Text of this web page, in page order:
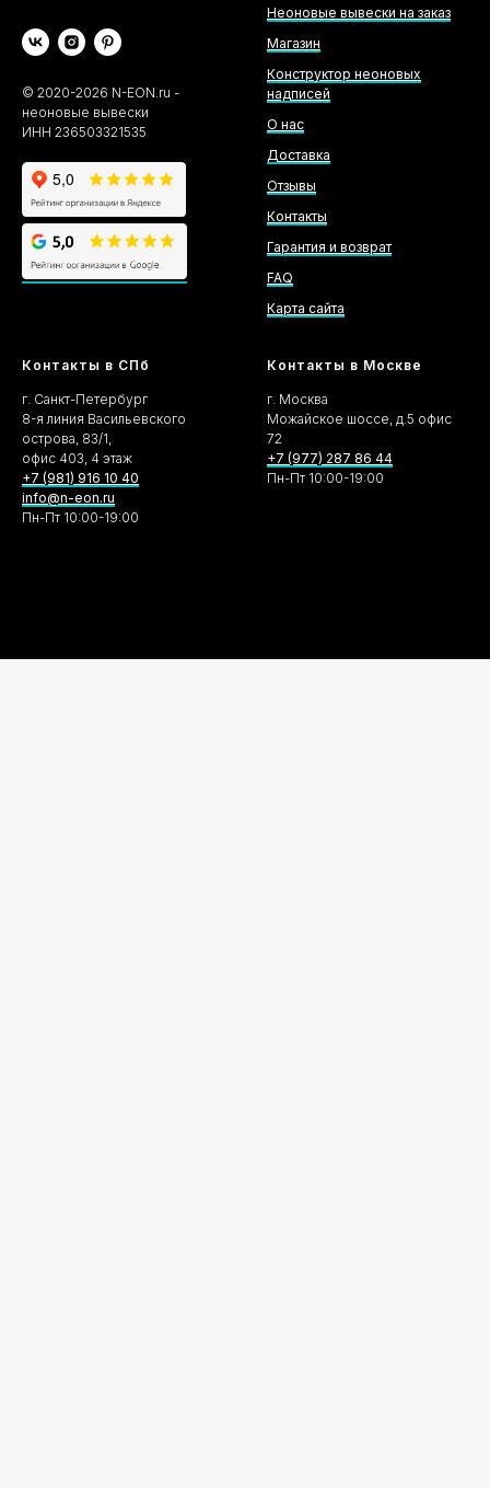
© 2020-2026 N-EON.ru -
неоновые вывески
ИНН 236503321535
Неоновые вывески на заказ
Магазин
Конструктор неоновых
надписей
О нас
Доставка
Отзывы
Контакты
Гарантия и возврат
FAQ
Карта сайта
Контакты в СПб
г. Санкт-Петербург
8-я линия Васильевского
острова, 83/1,
офис 403, 4 этаж
+7 (981) 916 10 40
info@n-eon.ru
Пн-Пт 10:00-19:00
Контакты в Москве
г. Москва
Можайское шоссе, д.5 офис
72
+7 (977) 287 86 44
Пн-Пт 10:00-19:00